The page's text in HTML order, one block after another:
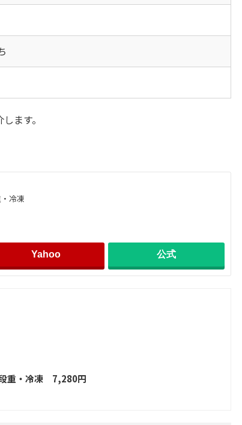
ます。
冷凍
Yahoo 公式
段重・冷凍 7,280円